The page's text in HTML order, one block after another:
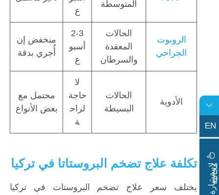
المتوسطة
ع
الروبوت
الجراحي
الحالات
المعقدة
والسرطان
2-3
أسبو
ع
منخفض إن
أُجري بدقة
الأدوية
الحالات
البسيطة
لا
حاجة
لراح
ة
محتمل مع
بعض الأنواع
تكلفة علاج تضخم البروستاتا في تركيا
يختلف سعر علاج تضخم البروستات في تركيا
EN
ل
ا
س
ت
ش
ا
ر
ة
م
ج
ا
ن
ي
ة